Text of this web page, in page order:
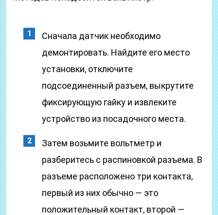
Сначала датчик необходимо
демонтировать. Найдите его место
установки, отключите
подсоединенный разъем, выкрутите
фиксирующую гайку и извлеките
устройство из посадочного места.
Затем возьмите вольтметр и
разберитесь с распиновкой разъема. В
разъеме расположено три контакта,
первый из них обычно — это
положительный контакт, второй —